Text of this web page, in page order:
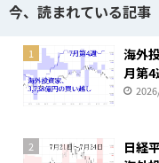
今、読まれている記事
1
海外
月第4
2
日経